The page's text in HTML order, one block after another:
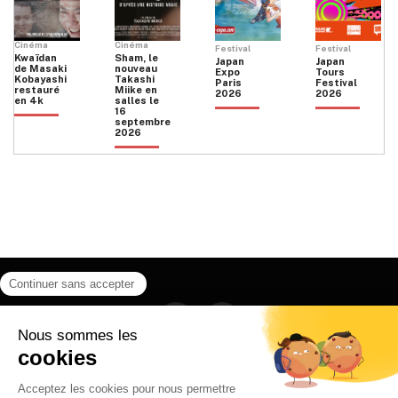
Cinéma
Kwaïdan
de Masaki
Kobayashi
restauré
en 4k
Cinéma
Sham, le
nouveau
Takashi
Miike en
salles le
16
septembre
2026
Festival
Japan
Expo
Paris
2026
Festival
Japan
Tours
Festival
2026
Instagram
CONTACT